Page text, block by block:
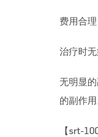
费用合
治疗时
无明显
的副作用
【srt-